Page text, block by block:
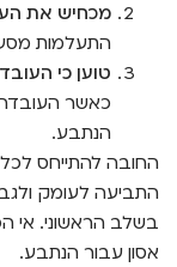
מכחיש את
התעלמות
טוען כי
כאשר העובדה
הנתבע.
החובה להתייחס
התביעה לעומק
בשלב הראשוני. אי
אסון עבור הנתבע.